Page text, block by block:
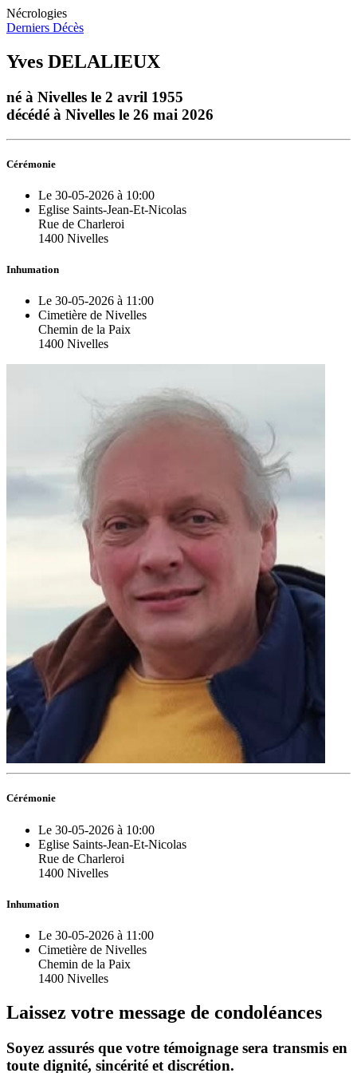
Nécrologies
Derniers Décès
Yves DELALIEUX
né à Nivelles le 2 avril 1955
décédé à Nivelles le 26 mai 2026
Cérémonie
Le 30-05-2026 à 10:00
Eglise Saints-Jean-Et-Nicolas
Rue de Charleroi
1400 Nivelles
Inhumation
Le 30-05-2026 à 11:00
Cimetière de Nivelles
Chemin de la Paix
1400 Nivelles
Cérémonie
Le 30-05-2026 à 10:00
Eglise Saints-Jean-Et-Nicolas
Rue de Charleroi
1400 Nivelles
Inhumation
Le 30-05-2026 à 11:00
Cimetière de Nivelles
Chemin de la Paix
1400 Nivelles
Laissez votre message de condoléances
Soyez assurés que votre témoignage sera transmis en
toute dignité, sincérité et discrétion.